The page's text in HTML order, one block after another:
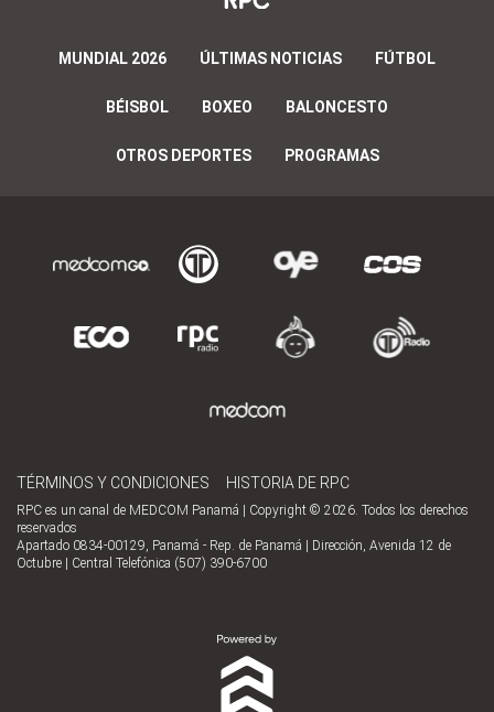
MUNDIAL 2026 ÚLTIMAS NOTICIAS FÚTBOL
BÉISBOL BOXEO BALONCESTO
OTROS DEPORTES PROGRAMAS
TÉRMINOS Y CONDICIONES HISTORIA DE RPC
RPC es un canal de MEDCOM Panamá | Copyright © 2026. Todos los derechos
reservados
Apartado 0834-00129, Panamá - Rep. de Panamá | Dirección, Avenida 12 de
Octubre | Central Telefónica (507) 390-6700